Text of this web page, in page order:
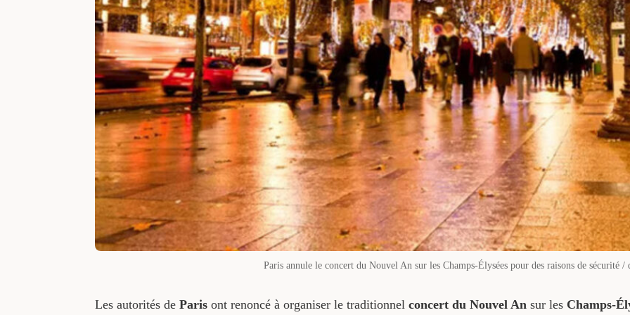
Paris annule le concert du Nouvel An sur les Champs-Élysées pour des raisons de sécurité /
Les autorités de Parisont renoncé à organiser le traditionnel concert du Nouvel Ansur les Champs-